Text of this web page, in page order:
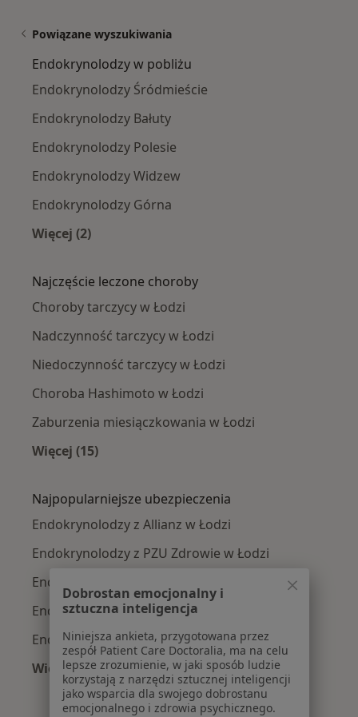
Powiązane wyszukiwania
Endokrynolodzy w pobliżu
Endokrynolodzy Śródmieście
Endokrynolodzy Bałuty
Endokrynolodzy Polesie
Endokrynolodzy Widzew
Endokrynolodzy Górna
Więcej (2)
Najczęście leczone choroby
Choroby tarczycy w Łodzi
Nadczynność tarczycy w Łodzi
Niedoczynność tarczycy w Łodzi
Choroba Hashimoto w Łodzi
Zaburzenia miesiączkowania w Łodzi
Więcej (15)
Najpopularniejsze ubezpieczenia
Endokrynolodzy z Allianz w Łodzi
Endokrynolodzy z PZU Zdrowie w Łodzi
Endokrynolodzy z Signal Iduna w Łodzi
Endokrynolodzy z TU Zdrowie w Łodzi
Endokrynolodzy z Compensa w Łodzi
Więcej (4)
Więcej w kategorii: Najpopularniejsze
Dobrostan emocjonalny i
sztuczna inteligencja
Niniejsza ankieta, przygotowana przez
zespół Patient Care Doctoralia, ma na celu
lepsze zrozumienie, w jaki sposób ludzie
korzystają z narzędzi sztucznej inteligencji
jako wsparcia dla swojego dobrostanu
emocjonalnego i zdrowia psychicznego.